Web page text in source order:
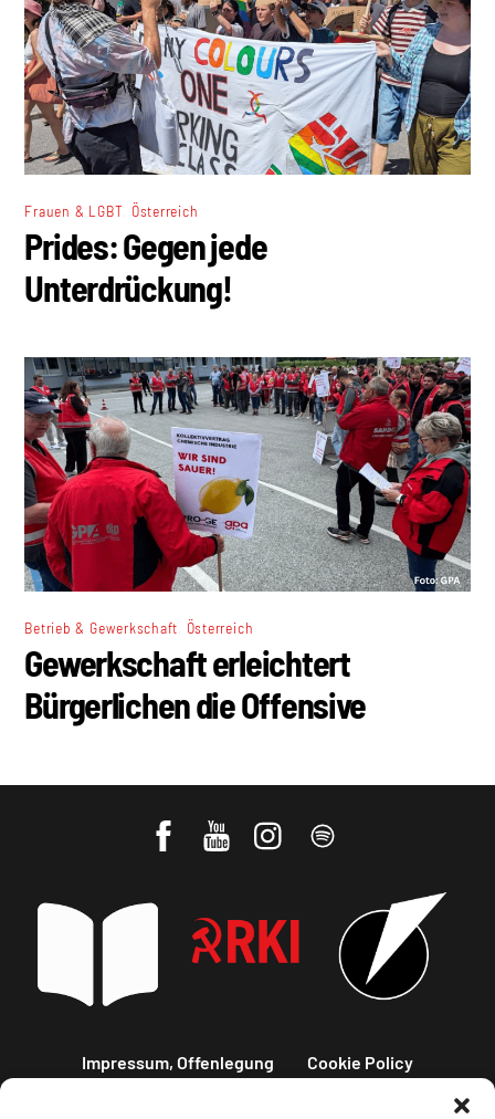
Frauen & LGBT Österreich
Prides: Gegen jede
Unterdrückung!
Betrieb & Gewerkschaft Österreich
Gewerkschaft erleichtert
Bürgerlichen die Offensive
Impressum, Offenlegung Cookie Policy